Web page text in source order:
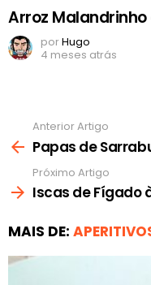
Arroz
porHugo
4 meses atrás
mais
Anterior Artigo
Papas de
Próximo Artigo
Iscas de Fígado
MAIS DE: